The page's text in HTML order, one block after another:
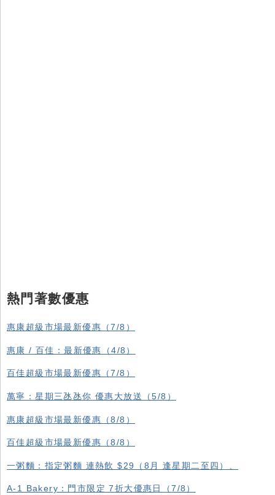
熱門著數優惠
惠康超級市場最新優惠（7/8）
惠康 / 百佳：最新優惠（4/8）
百佳超級市場最新優惠（7/8）
萬寧：星期三氹氹你 優惠大放送（5/8）
惠康超級市場最新優惠（8/8）
百佳超級市場最新優惠（8/8）
一粥麵：指定粥麵 連熱飲 $29（8月 逢星期二至四）、
A-1 Bakery：門市限定 7折大優惠日（7/8）